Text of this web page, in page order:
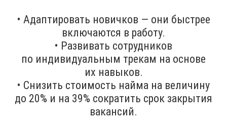
• Адаптировать новичков — они быстрее
включаются в работу.
• Развивать сотрудников
по индивидуальным трекам на основе
их навыков.
• Снизить стоимость найма на величину
до 20% и на 39% сократить срок закрытия
вакансий.